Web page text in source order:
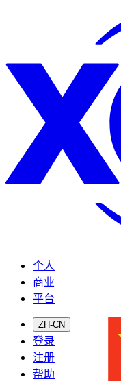
个人
商业
平台
ZH-CN
登录
注册
帮助